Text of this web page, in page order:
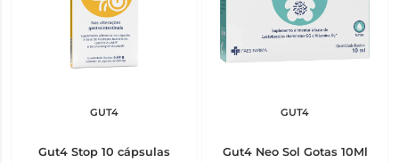
GUT4
Gut4 Stop 10 cápsulas
GUT4
Gut4 Neo Sol Gotas 10Ml